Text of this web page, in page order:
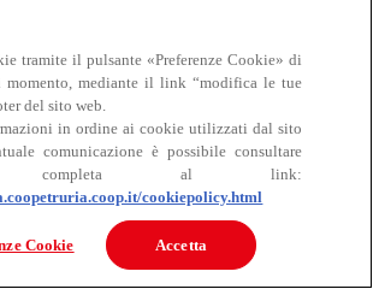
tramite il pulsante «Preferenze Cookie» di
mediante il link “modifica le tue
del sito web.
in ordine ai cookie utilizzati dal sito
comunicazione è possibile consultare
completa al link:
cookiepolicy.html
Cookie Accetta